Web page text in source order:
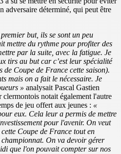
adversaire déterminé, qui peut être
but, ils se sont un peu
mettre du rythme pour profiter des
par la suite, avec la fatigue. Je
tirs au but car c’est leur spécialité
de Coupe de France cette saison).
mais on a fait le nécessaire. Je
» analysait Pascal Gastien
notait également l'autre
de jeu offert aux jeunes : «
eux. Cela leur a permis de mettre
pour l'avenir. On veut
Coupe de France tout en
On va devoir gérer
que l'on pouvait compter sur nos